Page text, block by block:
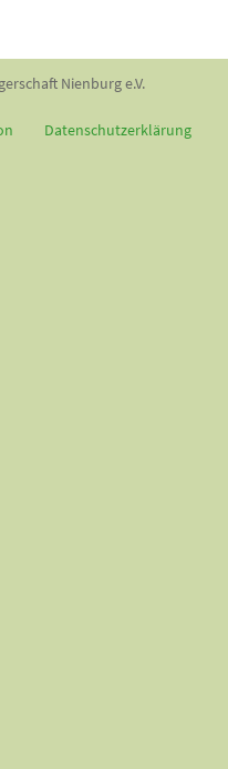
Nienburg e.V.
Datenschutzerklärung